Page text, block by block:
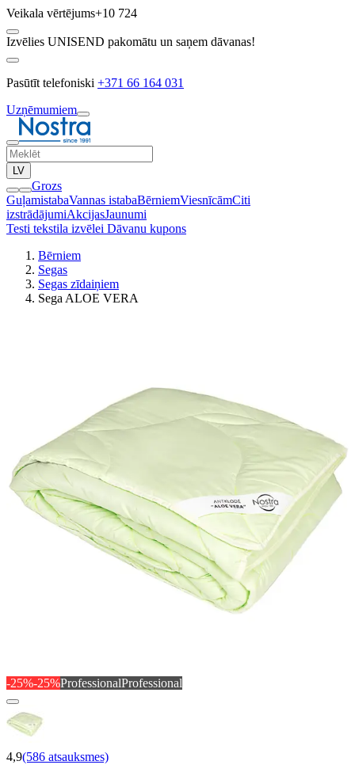
Veikala vērtējums+10 724
Izvēlies UNISEND pakomātu un saņem dāvanas!
Pasūtīt telefoniski +371 66 164 031
Uzņēmumiem
LV
Grozs
GuļamistabaVannas istabaBērniemViesnīcāmCiti
izstrādājumiAkcijasJaunumi
Testi tekstila izvēlei Dāvanu kupons
Bērniem
Segas
Segas zīdaiņiem
Sega ALOE VERA
-25%-25%ProfessionalProfessional
4,9(586 atsauksmes)